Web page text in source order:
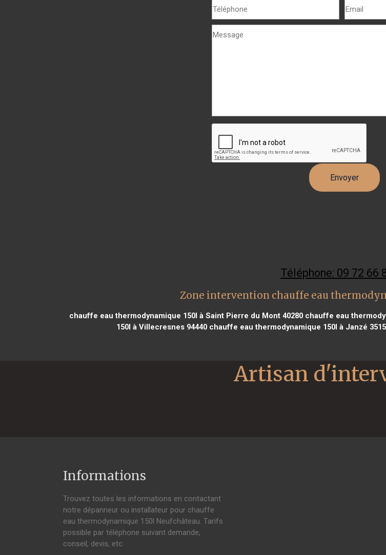
Téléphone: 09 72 66
Zone intervention chauffe eau
chauffe eau thermodynamique 150l à Saint Pierre du Mont 40280 chauffe eau
150l à Villecresnes 94440chauffe eau thermodynamique 150l à Janzé
Informations
Trouvez toutes les informations en contactant
notre dépanneur ou installateur pour chauffe
eau thermodynamique 150l Neufchâteau. Tarifs
possible par téléphone suivant demande,
conseil, devis, etc.
Artisan